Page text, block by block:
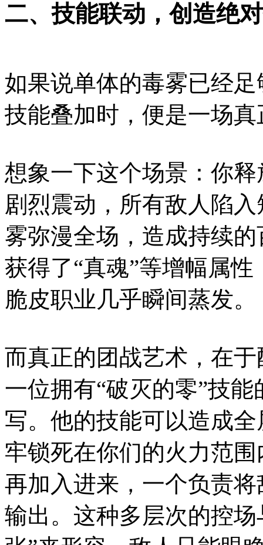
二、技能联动，创造绝
如果说单体的毒雾已经
技能叠加时，便是一场
想象一下这个场景：你
剧烈震动，所有敌人陷
雾弥漫全场，造成持续
获得了“真魂”等增幅属
脆皮职业几乎瞬间蒸发。
而真正的团战艺术，在
一位拥有“破灭的零”技
写。他的技能可以造成
牢锁死在你们的火力范
再加入进来，一个负责
输出。这种多层次的控